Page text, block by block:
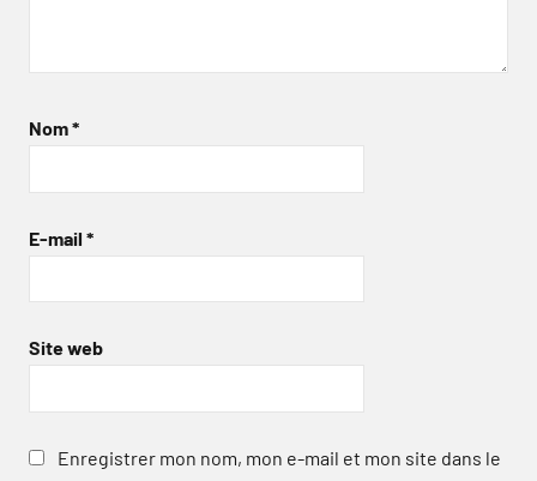
Nom*
E-mail *
Site web
Enregistrer mon nom, mon e-mail et mon site dans le